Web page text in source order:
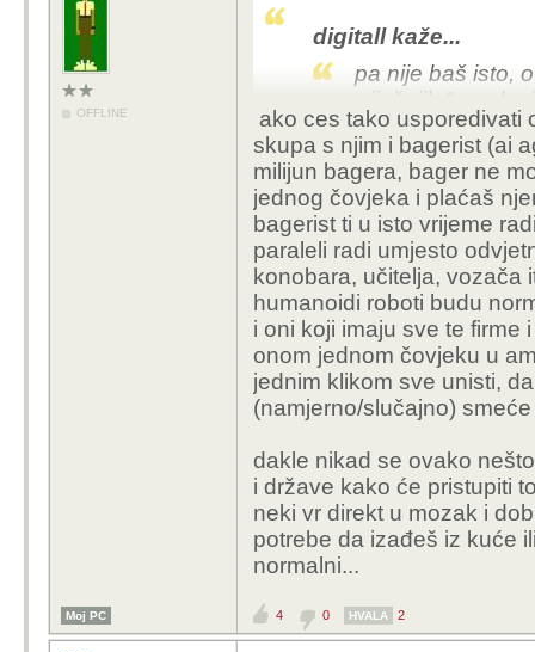
OFFLINE
digitall kaže...
pa nije baš isto,
prijašnjih
lika u svijetu. sve
što se tiče
ai... već sad rade
ništa nije isto, a opet
tehnologija otvara
radit će programeri ai,
koje prije nisu imali
što je bager donio po
otvori se jedno
mjesta i da jedan
ako ces tako usporedivati
skupa s njim i bagerist (ai
milijun bagera, bager ne
jednog čovjeka i plaćaš
bagerist ti u isto vrijeme
paraleli radi umjesto
konobara, učitelja, vozača
humanoidi roboti budu
i oni koji imaju sve te firme
onom jednom čovjeku u
jednim klikom sve unisti,
(namjerno/slučajno)
dakle nikad se ovako
i države kako će pristupiti
neki vr direkt u mozak i
potrebe da izađeš iz kuće
normalni...
Moj PC 4 0 HVALA 2